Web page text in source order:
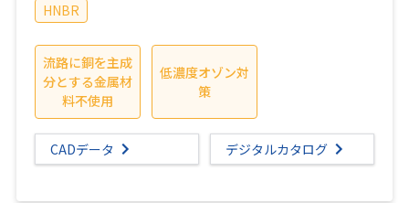
HNBR
流路に銅を主成
分とする金属材
料不使用
低濃度オゾン対
策
CADデータ デジタルカタログ